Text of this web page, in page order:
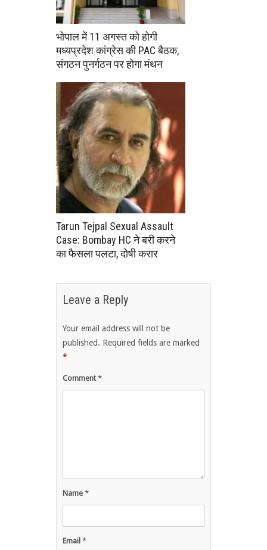
भोपाल में 11 अगस्त को होगी
मध्यप्रदेश कांग्रेस की PAC बैठक,
संगठन पुनर्गठन पर होगा मंथन
Tarun Tejpal Sexual Assault
Case: Bombay HC ने बरी करने
का फैसला पलटा, दोषी करार
Leave a Reply
Your email address will not be
published. Required fields are marked
*
Comment*
Name *
Email *